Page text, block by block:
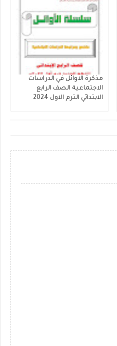
مذكرة الاوائل في الدراسات
الاجتماعية الصف الرابع
الابتدائي الترم الاول 2024